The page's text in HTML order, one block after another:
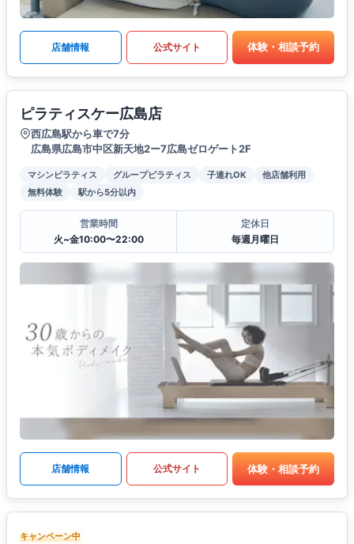
店舗情報 公式サイト 体験・相談予約
ピラティスケー広島店
西広島駅から車で7分
広島県広島市中区新天地2ー7広島ゼロゲート2F
マシンピラティス グループピラティス 子連れOK
他店舗利用
無料体験
駅から5分以内
営業時間
火~金10:00〜22:00
定休日
毎週月曜日
店舗情報 公式サイト 体験・相談予約
キャンペーン中